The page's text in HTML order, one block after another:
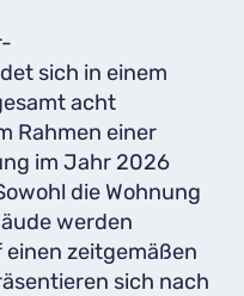
sich in einem
acht
Rahmen einer
im Jahr 2026
die Wohnung
werden
zeitgemäßen
sich nach